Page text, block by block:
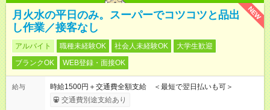
NEW
月火水の平日のみ。スーパーでコツコツと品出
し作業／接客なし
アルバイト 職種未経験OK 社会人未経験OK
大学生歓迎
ブランクOK
WEB登録・面接OK
給与
時給1500円＋交通費全額支給 ＜最短で翌日払いも可＞
交通費別途支給あり